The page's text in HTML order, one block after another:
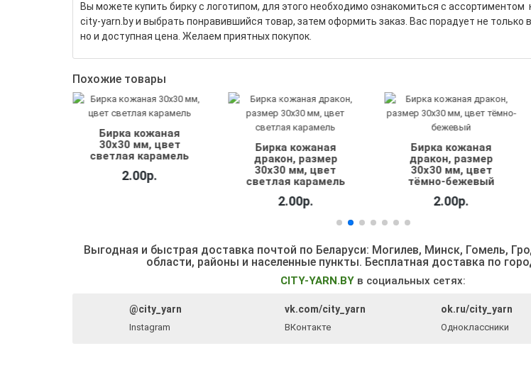
Вы можете купить бирку с логотипом, для этого необходимо ознакомиться с ассортиментом
city-yarn.by и выбрать понравившийся товар, затем оформить заказ. Вас порадует не только
но и доступная цена. Желаем приятных покупок.
Похожие товары
Бирка кожаная
30х30 мм, цвет
светлая карамель
2.00р.
Бирка кожаная
дракон, размер
30х30 мм, цвет
светлая карамель
2.00р.
Бирка кожаная
дракон, размер
30х30 мм, цвет
тёмно-бежевый
2.00р.
Выгодная и быстрая доставка почтой по Беларуси: Могилев, Минск, Гомель,
области, районы и населенные пункты. Бесплатная доставка по
CITY-YARN.BY в социальных сетях:
@city_yarn
Instagram
vk.com/city_yarn
ВКонтакте
ok.ru/city_yarn
Одноклассники